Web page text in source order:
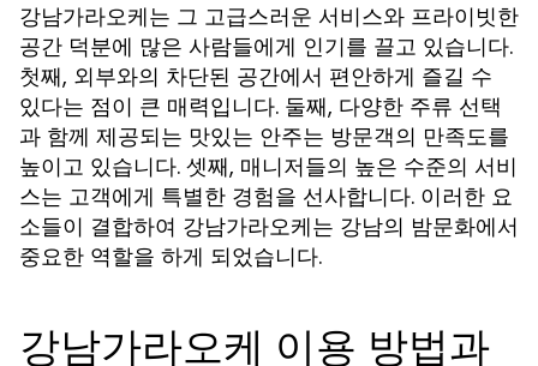
강남가라오케는 그 고급스러운 서비스와 프라이빗한
공간 덕분에 많은 사람들에게 인기를 끌고 있습니다.
첫째, 외부와의 차단된 공간에서 편안하게 즐길 수
있다는 점이 큰 매력입니다. 둘째, 다양한 주류 선택
과 함께 제공되는 맛있는 안주는 방문객의 만족도를
높이고 있습니다. 셋째, 매니저들의 높은 수준의 서비
스는 고객에게 특별한 경험을 선사합니다. 이러한 요
소들이 결합하여 강남가라오케는 강남의 밤문화에서
중요한 역할을 하게 되었습니다.
강남가라오케 이용 방법과